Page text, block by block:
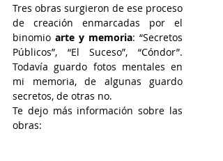
Tres obras surgieron de ese proceso
de creación enmarcadas por el
binomio arte y memoria: “Secretos
Públicos”, “El Suceso”, “Cóndor”.
Todavía guardo fotos mentales en
mi memoria, de algunas guardo
secretos, de otras no.
Te dejo más información sobre las
obras: